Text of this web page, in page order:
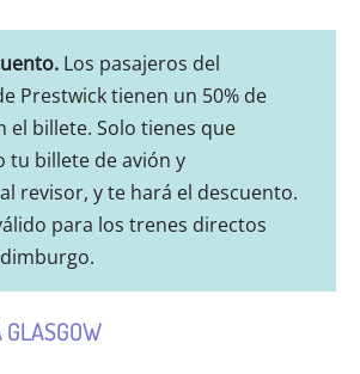
Los pasajeros del
Prestwick tienen un 50% de
el billete. Solo tienes que
tu billete de avión y
revisor, y te hará el descuento.
para los trenes directos